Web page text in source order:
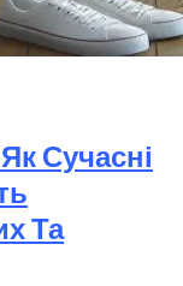
Сучасні
Та